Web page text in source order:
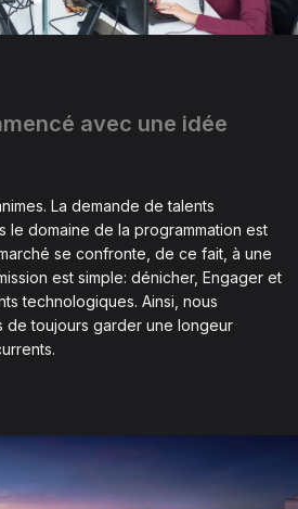
avec une idée
La demande de talents
le domaine de la programmation est
se confronte, de ce fait, à une
est simple: dénicher, Engager et
technologiques. Ainsi, nous
de toujours garder une longeur